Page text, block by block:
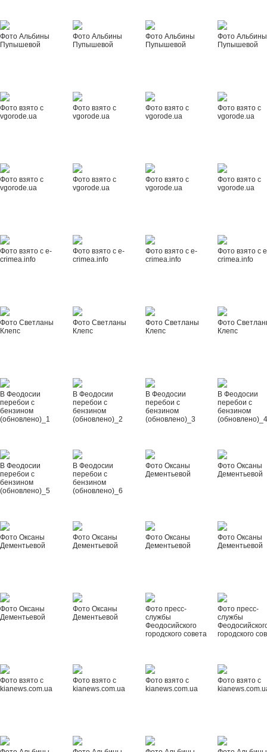
Фото Альбины
Пупышевой
Фото Альбины
Пупышевой
Фото Альбины
Пупышевой
Фото Альбины
Пупышевой
Фото взято с
vgorode.ua
Фото взято с
vgorode.ua
Фото взято с
vgorode.ua
Фото взято с
vgorode.ua
Фото взято с
vgorode.ua
Фото взято с
vgorode.ua
Фото взято с
vgorode.ua
Фото взято с
vgorode.ua
Фото взято с e-
crimea.info
Фото взято с e-
crimea.info
Фото взято с e-
crimea.info
Фото взято с
crimea.info
Фото Светланы
Клепс
Фото Светланы
Клепс
Фото Светланы
Клепс
Фото
Клепс
В Феодосии
перебои с
бензином
(обновлено)_1
В Феодосии
перебои с
бензином
(обновлено)_2
В Феодосии
перебои с
бензином
(обновлено)_3
В Феодосии
перебои с
бензином
В Феодосии
перебои с
бензином
(обновлено)_5
В Феодосии
перебои с
бензином
(обновлено)_6
Фото Оксаны
Дементьевой
Фото Оксаны
Дементьевой
Фото Оксаны
Дементьевой
Фото Оксаны
Дементьевой
Фото Оксаны
Дементьевой
Фото Оксаны
Дементьевой
Фото Оксаны
Дементьевой
Фото Оксаны
Дементьевой
Фото пресс-
службы
Феодосийского
городского совета
Фото пресс-
службы
городского
Фото взято с
kianews.com.ua
Фото взято с
kianews.com.ua
Фото взято с
kianews.com.ua
Фото взято с